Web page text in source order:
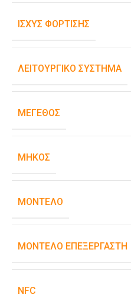
ΙΣΧΎΣ ΦΌΡΤΙΣΗΣ
ΛΕΙΤΟΥΡΓΙΚΌ ΣΎΣΤΗΜΑ
ΜΈΓΕΘΟΣ
ΜΉΚΟΣ
ΜΟΝΤΈΛΟ
ΜΟΝΤΈΛΟ ΕΠΕΞΕΡΓΑΣΤΉ
NFC